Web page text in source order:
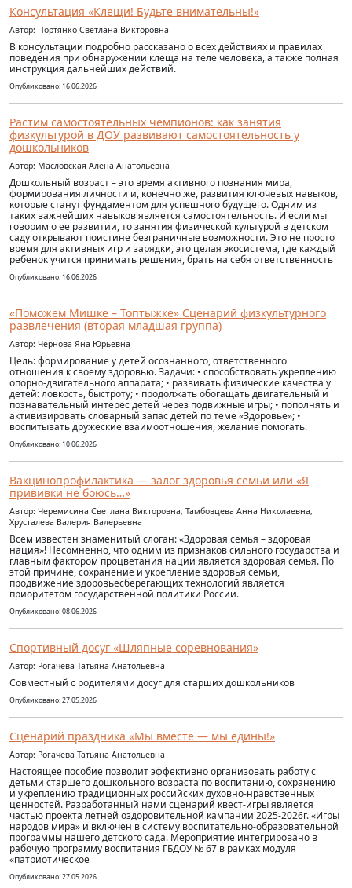
Консультация «Клещи! Будьте внимательны!»
Автор: Портянко Светлана Викторовна
В консультации подробно рассказано о всех действиях и правилах
поведения при обнаружении клеща на теле человека, а также полная
инструкция дальнейших действий.
Опубликовано: 16.06.2026
Растим самостоятельных чемпионов: как занятия
физкультурой в ДОУ развивают самостоятельность у
дошкольников
Автор: Масловская Алена Анатольевна
Дошкольный возраст – это время активного познания мира,
формирования личности и, конечно же, развития ключевых навыков,
которые станут фундаментом для успешного будущего. Одним из
таких важнейших навыков является самостоятельность. И если мы
говорим о ее развитии, то занятия физической культурой в детском
саду открывают поистине безграничные возможности. Это не просто
время для активных игр и зарядки, это целая экосистема, где каждый
ребенок учится принимать решения, брать на себя ответственность
Опубликовано: 16.06.2026
«Поможем Мишке – Топтыжке» Сценарий физкультурного
развлечения (вторая младшая группа)
Автор: Чернова Яна Юрьевна
Цель: формирование у детей осознанного, ответственного
отношения к своему здоровью. Задачи: • способствовать укреплению
опорно-двигательного аппарата; • развивать физические качества у
детей: ловкость, быстроту; • продолжать обогащать двигательный и
познавательный интерес детей через подвижные игры; • пополнять и
активизировать словарный запас детей по теме «Здоровье»; •
воспитывать дружеские взаимоотношения, желание помогать.
Опубликовано: 10.06.2026
Вакцинопрофилактика — залог здоровья семьи или «Я
прививки не боюсь…»
Автор: Черемисина Светлана Викторовна, Тамбовцева Анна Николаевна,
Хрусталева Валерия Валерьевна
Всем известен знаменитый слоган: «Здоровая семья – здоровая
нация»! Несомненно, что одним из признаков сильного государства и
главным фактором процветания нации является здоровая семья. По
этой причине, сохранение и укрепление здоровья семьи,
продвижение здоровьесберегающих технологий является
приоритетом государственной политики России.
Опубликовано: 08.06.2026
Спортивный досуг «Шляпные соревнования»
Автор: Рогачева Татьяна Анатольевна
Совместный с родителями досуг для старших дошкольников
Опубликовано: 27.05.2026
Сценарий праздника «Мы вместе — мы едины!»
Автор: Рогачева Татьяна Анатольевна
Настоящее пособие позволит эффективно организовать работу с
детьми старшего дошкольного возраста по воспитанию, сохранению
и укреплению традиционных российских духовно-нравственных
ценностей. Разработанный нами сценарий квест-игры является
частью проекта летней оздоровительной кампании 2025-2026г. «Игры
народов мира» и включен в систему воспитательно-образовательной
программы нашего детского сада. Мероприятие интегрировано в
рабочую программу воспитания ГБДОУ № 67 в рамках модуля
«патриотическое
Опубликовано: 27.05.2026